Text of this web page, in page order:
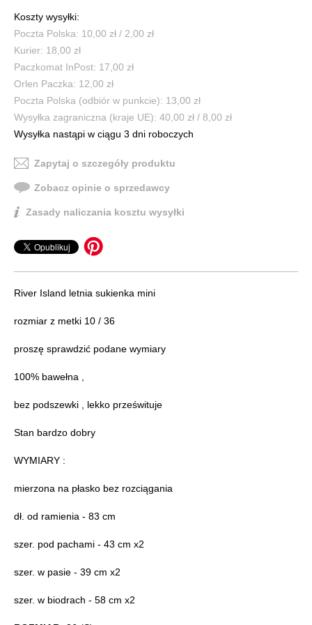
Koszty wysyłki:
Poczta Polska: 10,00 zł / 2,00 zł
Kurier: 18,00 zł
Paczkomat InPost: 17,00 zł
Orlen Paczka: 12,00 zł
Poczta Polska (odbiór w punkcie): 13,00 zł
Wysyłka zagraniczna (kraje UE): 40,00 zł / 8,00 zł
Wysyłka nastąpi w ciągu 3 dni roboczych
Zapytaj o szczegóły produktu
Zobacz opinie o sprzedawcy
Zasady naliczania kosztu wysyłki
River Island letnia sukienka mini
rozmiar z metki 10 / 36
proszę sprawdzić podane wymiary
100% bawełna ,
bez podszewki , lekko prześwituje
Stan bardzo dobry
WYMIARY :
mierzona na płasko bez rozciągania
dł. od ramienia - 83 cm
szer. pod pachami - 43 cm x2
szer. w pasie - 39 cm x2
szer. w biodrach - 58 cm x2